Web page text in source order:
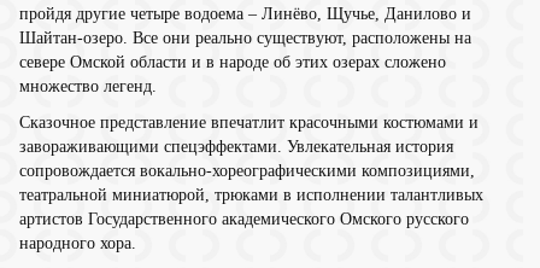
пройдя другие четыре водоема – Линёво, Щучье, Данилово и
Шайтан-озеро. Все они реально существуют, расположены на
севере Омской области и в народе об этих озерах сложено
множество легенд.
Сказочное представление впечатлит красочными костюмами и
завораживающими спецэффектами. Увлекательная история
сопровождается вокально-хореографическими композициями,
театральной миниатюрой, трюками в исполнении талантливых
артистов Государственного академического Омского русского
народного хора.